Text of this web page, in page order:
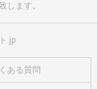
します。
.jp
ある質問